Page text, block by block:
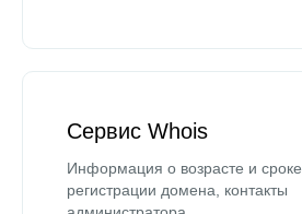
Сервис Whois
Информация о возрасте и сроке
регистрации домена, контакты